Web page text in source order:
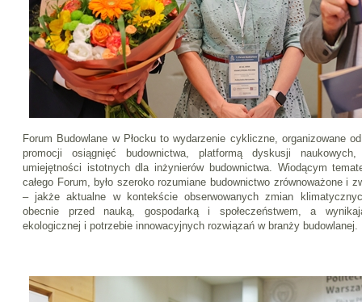
Forum Budowlane w Płocku to wydarzenie cykliczne, organizowane
promocji osiągnięć budownictwa, platformą dyskusji
umiejętności istotnych dla inżynierów budownictwa. Wiodącym
całego Forum, było szeroko rozumiane budownictwo zrównoważone i
– jakże aktualne w kontekście obserwowanych zmian
obecnie przed nauką, gospodarką i społeczeństwem, a
ekologicznej i potrzebie innowacyjnych rozwiązań w branży budowlanej.